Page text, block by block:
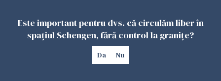
Este important pentru dvs. că circulăm liber în
spațiul Schengen, fără control la granițe?
Da Nu